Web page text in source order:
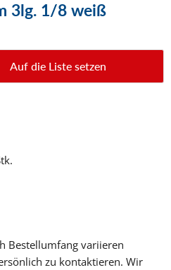
3lg. 1/8 weiß
Auf die Liste setzen
Bestellumfang variieren
zu kontaktieren. Wir